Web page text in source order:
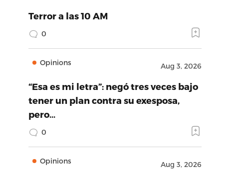
Terror a las 10 AM
0
Opinions Aug 3, 2026
“Esa es mi letra”: negó tres veces bajo
tener un plan contra su exesposa,
pero…
0
Opinions Aug 3, 2026